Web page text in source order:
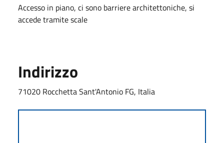
Accesso in piano, ci sono barriere architettoniche, si
accede tramite scale
Indirizzo
71020 Rocchetta Sant'Antonio FG, Italia